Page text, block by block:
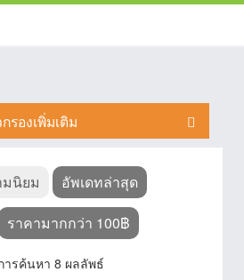
รองเพิ่มเติม
นิยม
อัพเดทล่าสุด
ราคามากกว่า 100฿
ารค้นหา 8 ผลลัพธ์